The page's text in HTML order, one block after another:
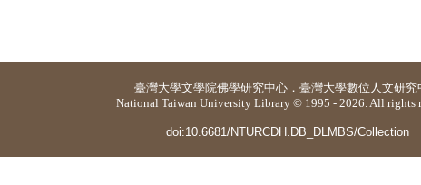
臺灣大學文學院佛學研究中心 ． 臺灣大學數位人文研究
National Taiwan University Library © 1995 - 2026. All rights
doi:10.6681/NTURCDH.DB_DLMBS/Collection